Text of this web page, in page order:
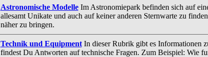
Astronomische Modelle Im Astronomiepark befinden sich auf
allesamt Unikate und auch auf keiner anderen Sternwarte zu
näher zu bringen.
Technik und Equipment In dieser Rubrik gibt es Informationen
findest Du Antworten auf technische Fragen. Zum Beispiel: Wie